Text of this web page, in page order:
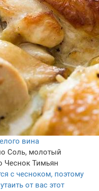
вина
Соль, молотый
Чеснок Тимьян
с чесноком, поэтому
от вас этот